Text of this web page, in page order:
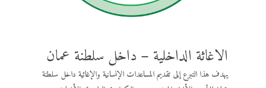
الاغاثة الداخلية – داخل سلطنة عمان
يهدف هذا التبرع إلى تقديم المساعدات الإنسانية والإغاثية داخل سلطنة